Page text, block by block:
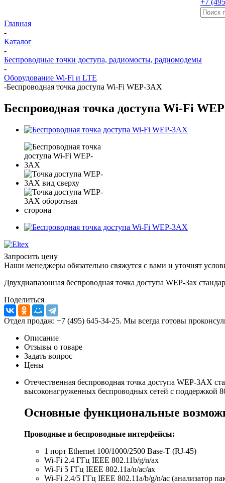
+7
Главная
-
Каталог
-
Беспроводные точки доступа, радиомосты, радиомодемы
-
Оборудование Wi-Fi и LTE
-Беспроводная точка доступа Wi-Fi WEP-3AX
Беспроводная точка доступа Wi-Fi
Запросить цену
Наши менеджеры обязательно свяжутся с вами и уточнят
Двухдиапазонная беспроводная точка доступа WEP-3ax
Поделиться
Отдел продаж: +7 (495) 645-34-25. Мы всегда готовы
Описание
Отзывы о товаре
Задать вопрос
Цены
Отечественная беспроводная точка доступа WEP-3AX
высоконагруженных беспроводных сетей с поддержкой
Основные функциональные
Проводные и беспроводные интерфейсы:
1 порт Ethernet 100/1000/2500 Base-T (RJ-45)
Wi-Fi 2.4 ГГц IEEE 802.11b/g/n/ax
Wi-Fi 5 ГГц IEEE 802.11a/n/ac/ax
Wi-Fi 2.4/5 ГГц IEEE 802.11a/b/g/n/ac (анализатор